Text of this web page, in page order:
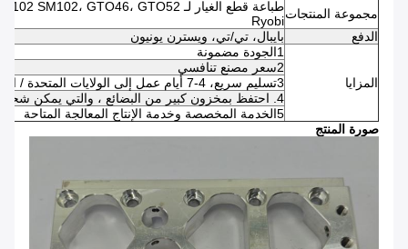
مجموعة المنتجاتRyobi
الدفع
بايبال، تي/تي، ويسترن يونيون
المزايا
1الجودة مضمونة
2سعر مصنع تنافسي
3تسليم سريع، 4-7 أيام عمل إلى الولايات المتحدة / المملكة المتحدة / الاتحاد الأوروبي
4. احتفظ بمخزون كبير من البضائع ، والتي يمكن شحنها في 24-48 ساعة بعد تأكيد الدفع
5الخدمة المخصصة وخدمة الإنتاج المعالجة المتاحة
صورة المنتج